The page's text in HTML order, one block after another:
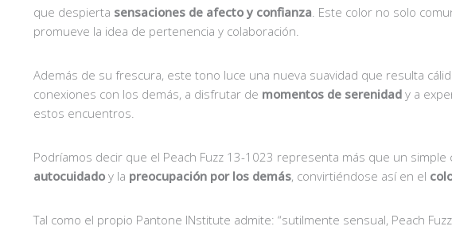
que despierta sensaciones de afecto y confianza. Este color no solo
promueve la idea de pertenencia y colaboración.
Además de su frescura, este tono luce una nueva suavidad que resulta
conexiones con los demás, a disfrutar de momentos de serenidad y a
estos encuentros.
Podríamos decir que el Peach Fuzz 13-1023 representa más que un simple
autocuidado y la preocupación por los demás, convirtiéndose así en el
Tal como el propio Pantone INstitute admite: “sutilmente sensual, Peach